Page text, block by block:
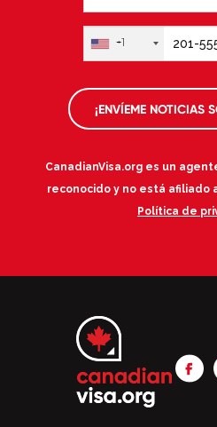
+1
¡ENVÍEME NOTICIAS
CanadianVisa.org es un
reconocido y no está afiliado
Política de